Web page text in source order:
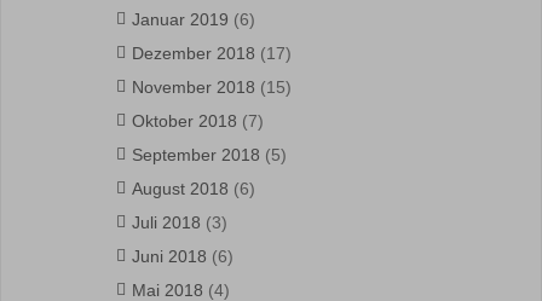
Januar 2019 (6)
Dezember 2018 (17)
November 2018 (15)
Oktober 2018 (7)
September 2018 (5)
August 2018 (6)
Juli 2018 (3)
Juni 2018 (6)
Mai 2018 (4)